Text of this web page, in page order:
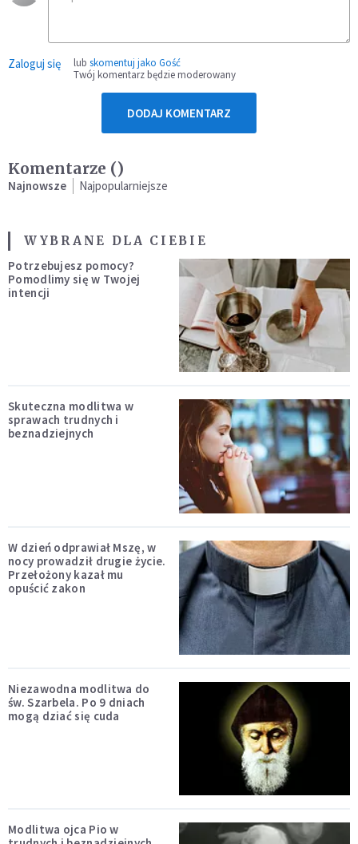
Zaloguj się lub skomentuj jako Gość
Twój komentarz będzie moderowany
DODAJ KOMENTARZ
Komentarze ()
Najnowsze Najpopularniejsze
WYBRANE DLA CIEBIE
Potrzebujesz pomocy?
Pomodlimy się w Twojej
intencji
Skuteczna modlitwa w
sprawach trudnych i
beznadziejnych
W dzień odprawiał Mszę, w
nocy prowadził drugie życie.
Przełożony kazał mu
opuścić zakon
Niezawodna modlitwa do
św. Szarbela. Po 9 dniach
mogą dziać się cuda
Modlitwa ojca Pio w